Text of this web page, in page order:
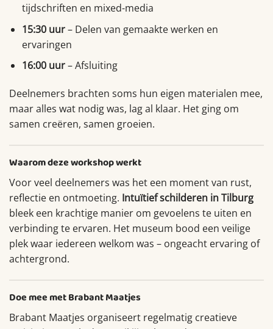
tijdschriften en mixed-media
15:30 uur– Delen van gemaakte werken en
ervaringen
16:00 uur– Afsluiting
Deelnemers brachten soms hun eigen materialen mee,
maar alles wat nodig was, lag al klaar. Het ging om
samen creëren, samen groeien.
Waarom deze workshop werkt
Voor veel deelnemers was het een moment van rust,
reflectie en ontmoeting. Intuïtief schilderen in Tilburg
bleek een krachtige manier om gevoelens te uiten en
verbinding te ervaren. Het museum bood een veilige
plek waar iedereen welkom was – ongeacht ervaring of
achtergrond.
Doe mee met Brabant Maatjes
Brabant Maatjes organiseert regelmatig creatieve